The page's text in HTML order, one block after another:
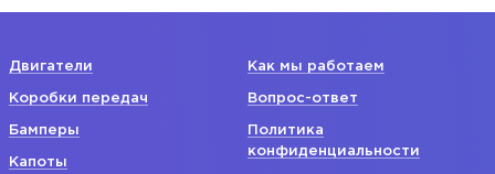
Двигатели
Коробки передач
Бамперы
Капоты
Как мы работаем
Вопрос-ответ
Политика
конфиденциальности